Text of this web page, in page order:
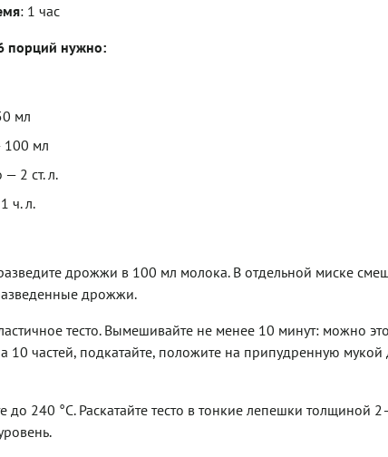
: 1 час
порций нужно:
мл
100 мл
2 ст. л.
ч. л.
дрожжи в 100 мл молока. В отдельной миске
дрожжи.
тесто. Вымешивайте не менее 10 минут: можно
10 частей, подкатайте, положите на припудренную мукой
до 240 °C. Раскатайте тесто в тонкие лепешки толщиной